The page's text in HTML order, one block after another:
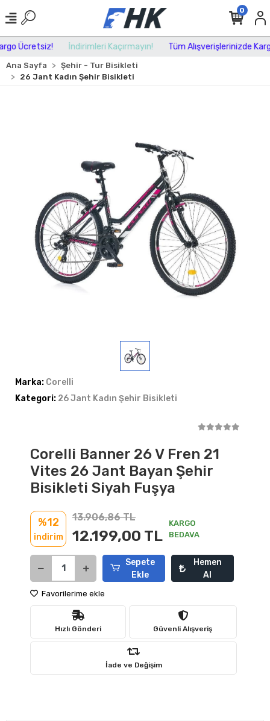
Ücretsiz! İndirimleri Kaçırmayın! Tüm Alışverişlerinizde
0
Ana Sayfa
Şehir - Tur Bisikleti
26 Jant Kadın Şehir Bisikleti
Marka: Corelli
Kategori: 26 Jant Kadın Şehir Bisikleti
Corelli Banner 26 V Fren 21
Vites 26 Jant Bayan Şehir
Bisikleti Siyah Fuşya
%12
indirim
13.906,86 TL
12.199,00 TL
KARGO
BEDAVA
Sepete
Ekle
Hemen
Al
Favorilerime ekle
Hızlı Gönderi Güvenli Alışveriş
İade ve Değişim